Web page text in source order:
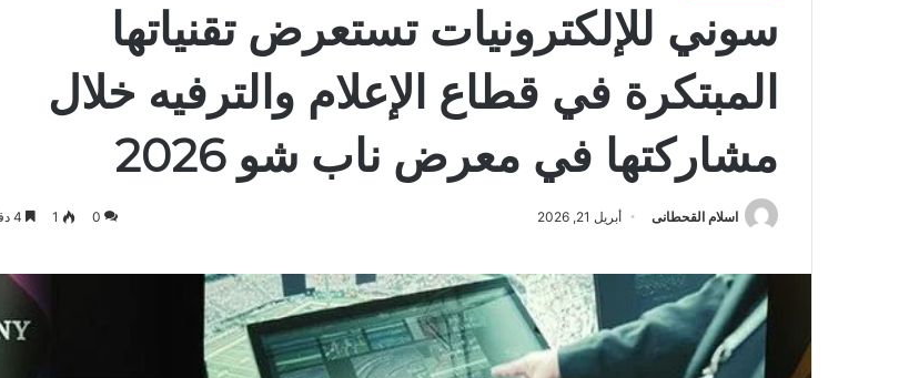
سوني للإلكترونيات تستعرض تقنياتها
المبتكرة في قطاع الإعلام والترفيه خلال
مشاركتها في معرض ناب شو 2026
اسلام القحطانى أبريل 21, 2026 0
1